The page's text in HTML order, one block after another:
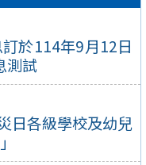
於114年9月12日
測試
日各級學校及幼兒